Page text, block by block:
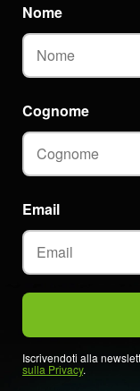
Email
Nome
Cognome
Iscrivendoti alla
sulla Privacy.